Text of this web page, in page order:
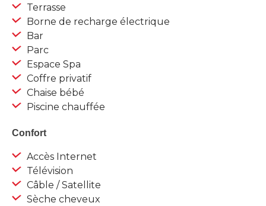
Terrasse
Borne de recharge électrique
Bar
Parc
Espace Spa
Coffre privatif
Chaise bébé
Piscine chauffée
Confort
Accès Internet
Télévision
Câble / Satellite
Sèche cheveux